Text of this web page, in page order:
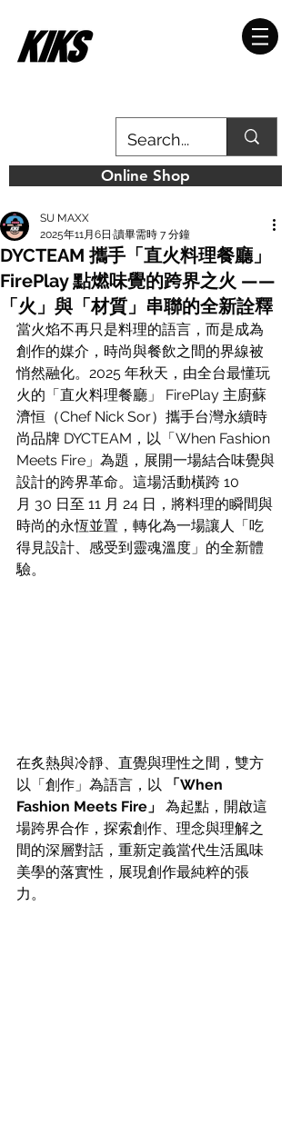
Online Shop
DYCTEAM 攜手「直火料理餐廳」
FirePlay 點燃味覺的跨界之火 ——
「火」與「材質」串聯的全新詮釋
SU MAXX
2025年11月6日 讀畢需時 7 分鐘
當火焰不再只是料理的語言，而是成為
創作的媒介，時尚與餐飲之間的界線被
悄然融化。2025 年秋天，由全台最懂玩
火的「直火料理餐廳」 FirePlay 主廚蘇
濟恒（Chef Nick Sor）攜手台灣永續時
尚品牌 DYCTEAM，以「When Fashion
Meets Fire」為題，展開一場結合味覺與
設計的跨界革命。這場活動橫跨 10
月 30 日至 11 月 24 日，將料理的瞬間與
時尚的永恆並置，轉化為一場讓人「吃
得見設計、感受到靈魂溫度」的全新體
驗。
在炙熱與冷靜、直覺與理性之間，雙方
以「創作」為語言，以
「When
Fashion Meets Fire」 為起點，開啟這
場跨界合作，探索創作、理念與理解之
間的深層對話，重新定義當代生活風味
美學的落實性，展現創作最純粹的張
力。